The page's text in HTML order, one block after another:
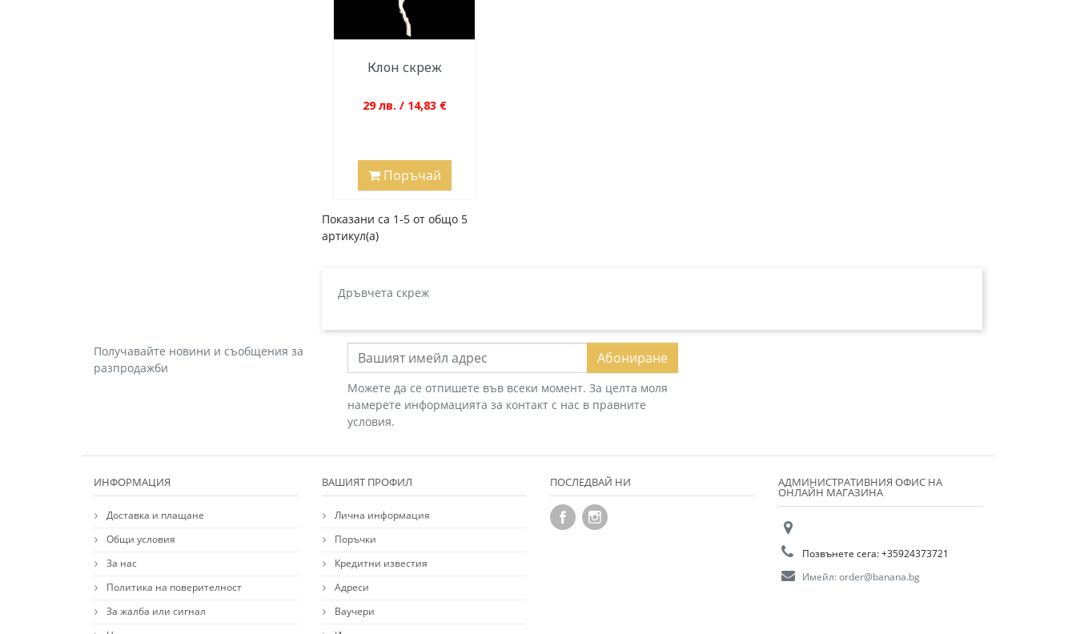
Клон скреж
29 лв. / 14,83 €
Поръчай
Показани са 1-5 от общо 5
артикул(а)
Дръвчета скреж
Получавайте новини и съобщения за
разпродажби
Абониране
Можете да се отпишете във всеки момент. За целта моля
намерете информацията за контакт с нас в правните
условия.
ИНФОРМАЦИЯ
Доставка и плащане
Общи условия
За нас
Политика на поверителност
За жалба или сигнал
ВАШИЯТ ПРОФИЛ
Лична информация
Поръчки
Кредитни известия
Адреси
Ваучери
ПОСЛЕДВАЙ НИ АДМИНИСТРАТИВНИЯ ОФИС НА
ОНЛАЙН МАГАЗИНА
Позвънете сега:+35924373721
Имейл:order@banana.bg